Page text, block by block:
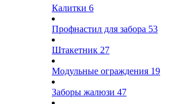
Калитки 6
Профнастил для забора 53
Штакетник 27
Модульные ограждения 19
Заборы жалюзи 47